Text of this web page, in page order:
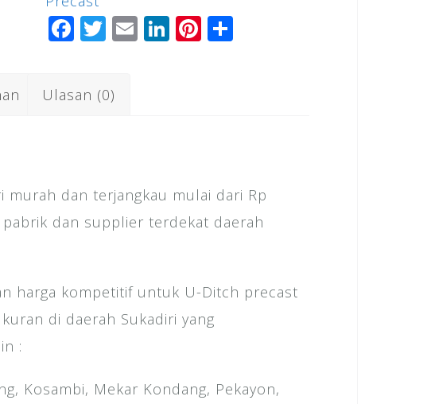
F
e
k
T
e
E Li Pi
Ulasan (0)
murah dan terjangkau mulai dari Rp
pabrik dan supplier terdekat daerah
harga kompetitif untuk U-Ditch precast
di daerah Sukadiri yang
:
Kosambi, Mekar Kondang, Pekayon,